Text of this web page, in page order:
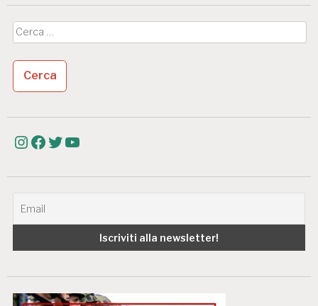
Ricerca
per:
Instagram
Facebook
Twitter
YouTube